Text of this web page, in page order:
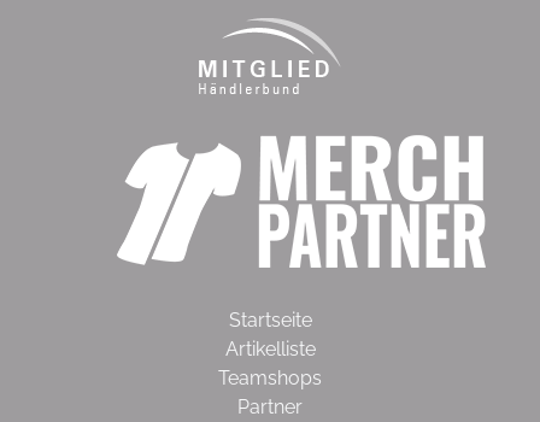
Startseite
Artikelliste
Teamshops
Partner